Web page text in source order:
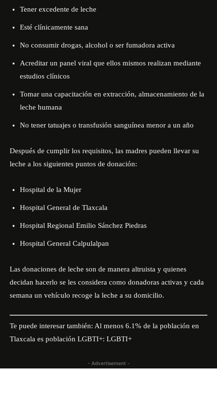
Tener excedente de leche
Esté clínicamente sana
No consumir drogas, alcohol o ser fumadora activa
Acreditar un panel viral que ellos mismos realizan mediante
estudios clínicos
Tomar una capacitación en extracción, almacenamiento de la
leche humana
No tener tatuajes o transfusión sanguínea menor a un año
Después de cumplir los requisitos, las madres pueden llevar su
leche a los siguientes puntos de donación:
Hospital de la Mujer
Hospital General de Tlaxcala
Hospital Regional Emilio Sánchez Piedras
Hospital General Calpulalpan
Las donaciones de leche son de manera altruista y quienes
decidan hacerlo se les considera como donadoras activas y cada
semana un vehículo recoge la leche a su domicilio.
Te puede interesar también: Al menos 6.1% de la población en
Tlaxcala es población LGBTI+: LGBTI+
- Advertisement -